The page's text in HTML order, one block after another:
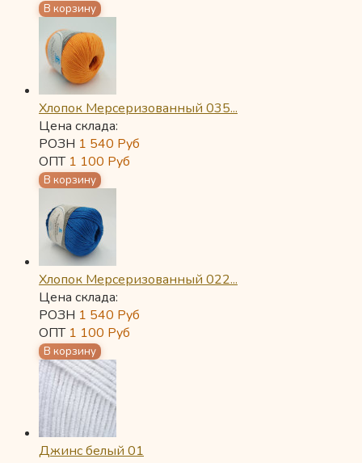
Хлопок Мерсеризованный 035...
Цена склада:
РОЗН 1 540 Руб
ОПТ 1 100 Руб
Хлопок Мерсеризованный 022...
Цена склада:
РОЗН 1 540 Руб
ОПТ 1 100 Руб
Джинс белый 01